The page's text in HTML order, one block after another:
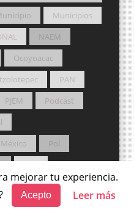
mejorar tu experiencia.
Acepto Leer más
Municipios
NAEM
Ocoyoacac
PAN
PJEM
Podcast
Pol
PRD
Probosque
Pueblos Originarios